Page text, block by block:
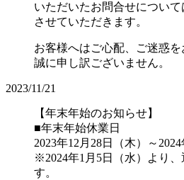
いただいたお問合せについ
させていただきます。
お客様へはご心配、ご迷惑
誠に申し訳ございません。
2023/11/21
【年末年始のお知らせ】
■年末年始休業日
2023年12月28日（木）～2024
※2024年1月5日（水）より
す。